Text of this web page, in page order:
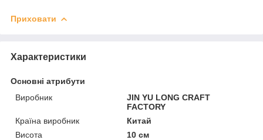
Приховати
Характеристики
Основні атрибути
Виробник
JIN YU LONG CRAFT
FACTORY
Країна виробник
Китай
Висота
10 см